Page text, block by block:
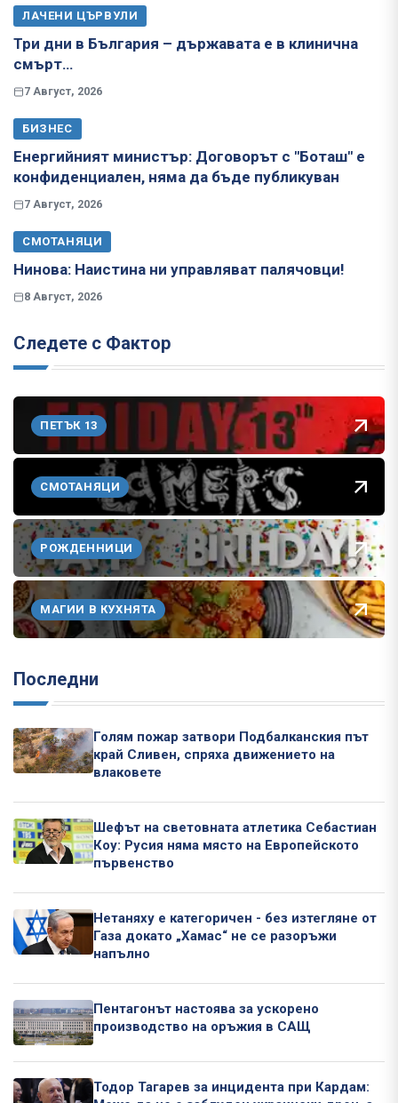
ЛАЧЕНИ ЦЪРВУЛИ
Три дни в България – държавата е в клинична
смърт…
7 Август, 2026
БИЗНЕС
Енергийният министър: Договорът с "Боташ" е
конфиденциален, няма да бъде публикуван
7 Август, 2026
СМОТАНЯЦИ
Нинова: Наистина ни управляват палячовци!
8 Август, 2026
Следете с Фактор
ПЕТЪК 13
СМОТАНЯЦИ
РОЖДЕННИЦИ
МАГИИ В КУХНЯТА
Последни
Голям пожар затвори Подбалканския път
край Сливен, спряха движението на
влаковете
Шефът на световната атлетика Себастиан
Коу: Русия няма място на Европейското
първенство
Нетаняху е категоричен - без изтегляне от
Газа докато „Хамас“ не се разоръжи
напълно
Пентагонът настоява за ускорено
производство на оръжия в САЩ
Тодор Тагарев за инцидента при Кардам: